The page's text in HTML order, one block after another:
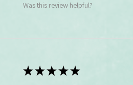
Was this review helpful?
★★★★★